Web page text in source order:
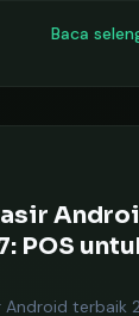
Baca
POS
Android terbaik